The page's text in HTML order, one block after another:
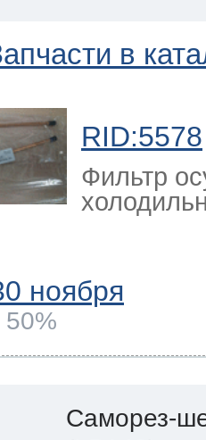
в
RID:5578
Фильтр
ноября
50%
Саморез-